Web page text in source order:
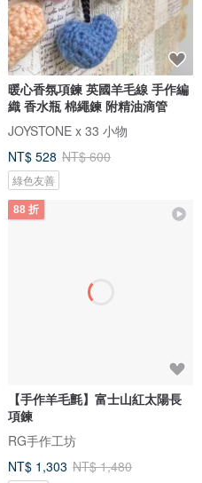
暖心香氛項鍊 英國羊毛線 手作編
織 香水瓶 棉繩鍊 附精油滴管
JOYSTONE x 33 小物
NT$ 528 NT$ 600
綠色友善
88 折
【手作羊毛氈】富士山紅太陽長
項鍊
RG手作工坊
NT$ 1,303 NT$ 1,480